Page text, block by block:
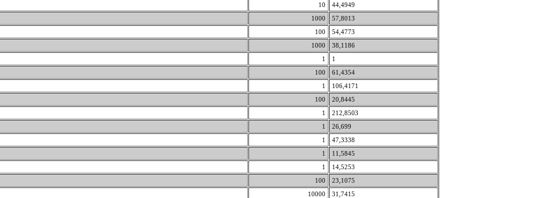
10
44,4949
1000
57,8013
100
54,4773
1000
38,1186
1
1
100
61,4354
1
106,4171
100
20,8445
1
212,8503
1
26,699
1
47,3338
1
11,5845
1
14,5253
100
23,1075
10000 31,7415